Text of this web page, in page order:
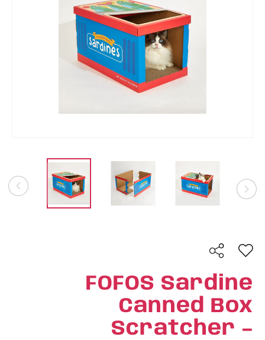
FOFOS Sardine
Canned Box
Scratcher –